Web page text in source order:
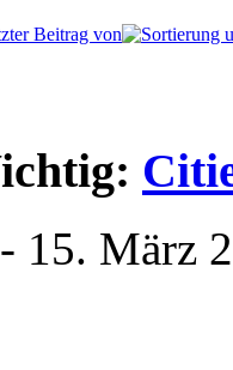
Beitrag von
- 15. März